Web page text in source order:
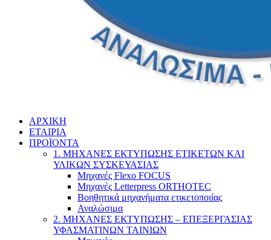
ΑΡΧΙΚΗ
ΕΤΑΙΡΙΑ
ΠΡΟΪΟΝΤΑ
1. ΜΗΧΑΝΕΣ ΕΚΤΥΠΩΣΗΣ ΕΤΙΚΕΤΩΝ ΚΑΙ
ΥΛΙΚΩΝ ΣΥΣΚΕΥΑΣΙΑΣ
Μηχανές Flexo FOCUS
Μηχανές Letterpress ORTHOTEC
Βοηθητικά μηχανήματα ετικετοποιίας
Αναλώσιμα
2. ΜΗΧΑΝΕΣ ΕΚΤΥΠΩΣΗΣ – ΕΠΕΞΕΡΓΑΣΙΑΣ
ΥΦΑΣΜΑΤΙΝΩΝ ΤΑΙΝΙΩΝ